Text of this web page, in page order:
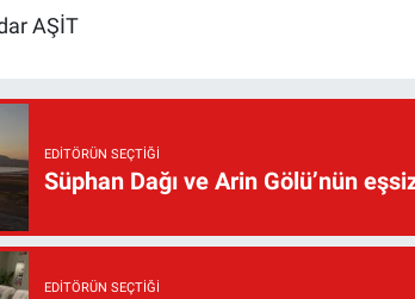
AŞİT
EDITÖRÜN SEÇTIĞI
Süphan Dağı ve Arin Gölü’nün
EDITÖRÜN SEÇTIĞI